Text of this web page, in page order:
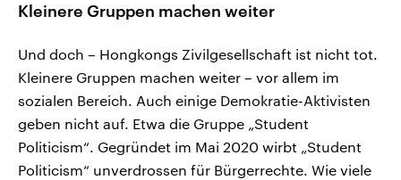
Kleinere Gruppen machen weiter
Und doch – Hongkongs Zivilgesellschaft ist nicht tot.
Kleinere Gruppen machen weiter – vor allem im
sozialen Bereich. Auch einige Demokratie-Aktivisten
geben nicht auf. Etwa die Gruppe „Student
Politicism“. Gegründet im Mai 2020 wirbt „Student
Politicism“ unverdrossen für Bürgerrechte. Wie viele